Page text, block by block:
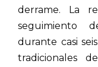
derrame. La
seguimiento
durante casi
tradicionales